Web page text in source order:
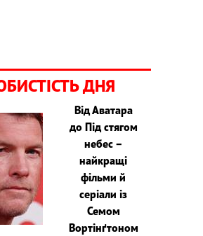
ДНЯ
Від Аватара
до Під стягом
небес –
найкращі
фільми й
серіали із
Семом
Вортінґтоном